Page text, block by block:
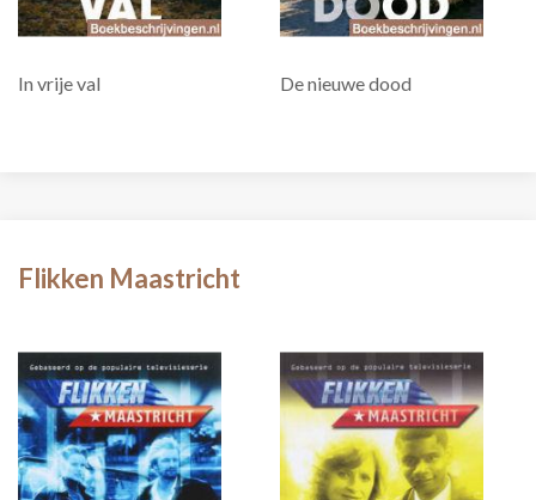
In vrije val De nieuwe dood
Flikken Maastricht